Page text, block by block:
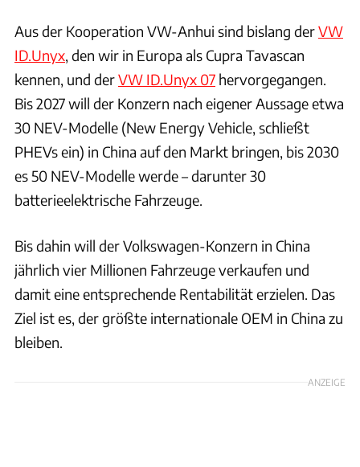
Aus der Kooperation VW-Anhui sind bislang derVW
ID.Unyx, den wir in Europa als Cupra Tavascan
kennen, und derVW ID.Unyx 07 hervorgegangen.
Bis 2027 will der Konzern nach eigener Aussage etwa
30 NEV-Modelle (New Energy Vehicle, schließt
PHEVs ein) in China auf den Markt bringen, bis 2030
es 50 NEV-Modelle werde – darunter 30
batterieelektrische Fahrzeuge.
Bis dahin will der Volkswagen-Konzern in China
jährlich vier Millionen Fahrzeuge verkaufen und
damit eine entsprechende Rentabilität erzielen. Das
Ziel ist es, der größte internationale OEM in China zu
bleiben.
ANZEIGE